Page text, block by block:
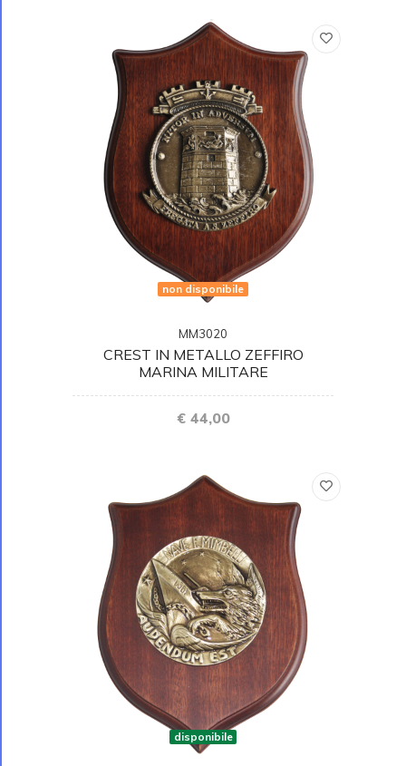
non disponibile
MM3020
CREST IN METALLO ZEFFIRO
MARINA MILITARE
€ 44,00
disponibile